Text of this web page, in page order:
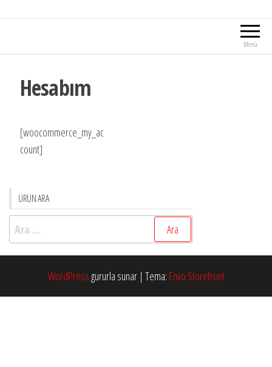
Menü
Hesabım
[woocommerce_my_ac
count]
ÜRÜN ARA
Arama:
WordPressgururla sunar | Tema: Envo Storefront